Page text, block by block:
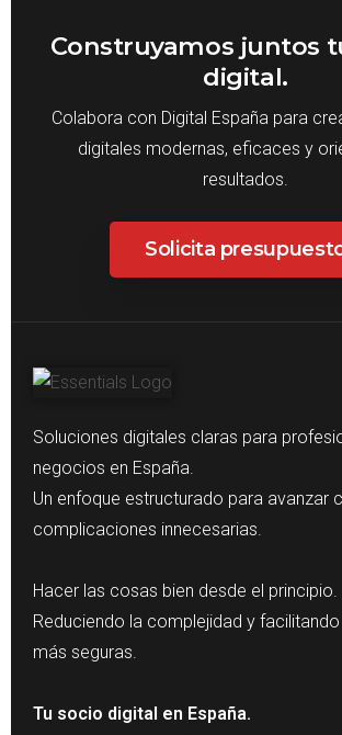
Construyamos juntos
digital.
Colabora con Digital España para
digitales modernas, eficaces y
resultados.
Solicita
Soluciones digitales claras para
negocios en España.
Un enfoque estructurado para avanzar
complicaciones innecesarias.
Hacer las cosas bien desde el principio.
Reduciendo la complejidad y
más seguras.
Tu socio digital en España.